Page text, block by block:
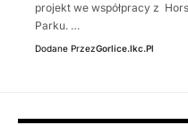
projekt we współpracy z
Parku. …
Dodane PrzezGorlice.ikc.pl